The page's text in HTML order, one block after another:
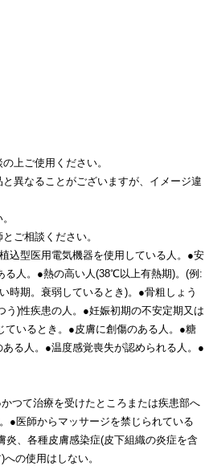
上ご使用ください。
異なることがございますが、イメージ違
ご相談ください。
込型医用電気機器を使用している人。●安
る人。●熱の高い人(38℃以上有熱期)。(例:
時期。衰弱しているとき)。●骨粗しょう
)性疾患の人。●妊娠初期の不安定期又は
いるとき。●皮膚に創傷のある人。●糖
る人。●温度感覚喪失が認められる人。●
つて治療を受けたところまたは疾患部へ
●医師からマッサージを禁じられている
炎、各種皮膚感染症(皮下組織の炎症を含
の使用はしない。